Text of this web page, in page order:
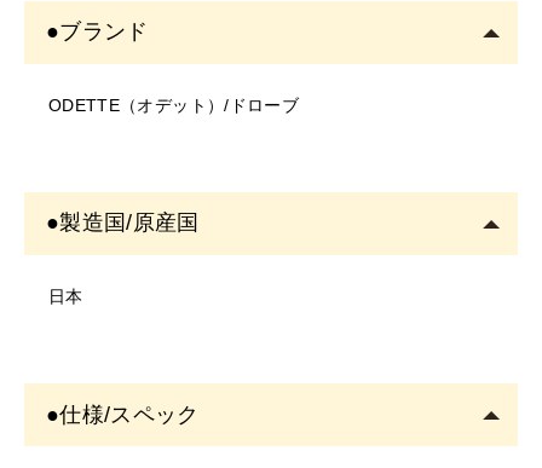
・写真のイメージと実物とは色、模様など多少異なる場
合がございます。
ー、素材、表記など)が変更する場合があります。
＜ご使用について＞
・お肌に異常があるときは使用をしないでください。
を中止し、専門医にご相談されることをおすすめしま
す。
●ブランド
ODETTE（オデット）/ドローブ
●製造国/原産国
日本
●仕様/スペック